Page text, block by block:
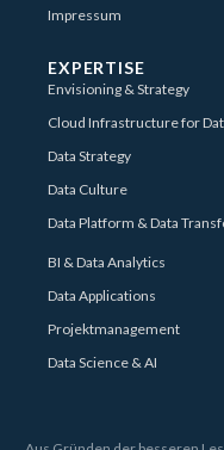
Impressum
EXPERTISE
Envisioning & Strategy
Cloud Infrastructure for
Data Strategy
Data Culture
Data Platform & Data
BI & Data Analytics
Data Applications
Projektmanagement
Data Science & AI